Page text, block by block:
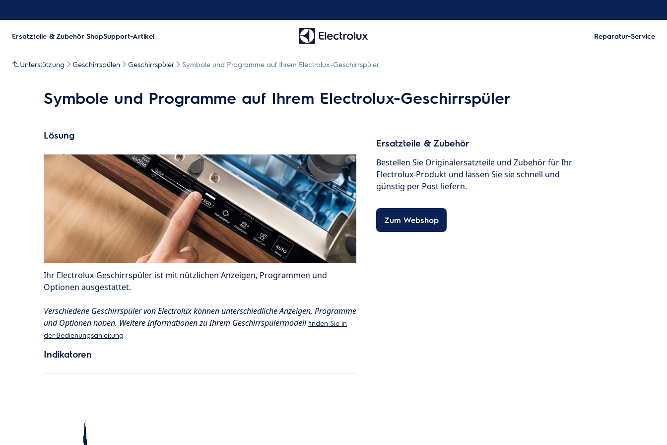
Ersatzteile & Zubehör ShopSupport-Artikel Reparatur-Service
Unterstützung Geschirrspülen Geschirrspüler Symbole und Programme auf Ihrem Electrolux-Geschirrspüler
Symbole und Programme auf Ihrem Electrolux-Geschirrspüler
Lösung
Ihr Electrolux-Geschirrspüler ist mit nützlichen Anzeigen, Programmen und
Optionen ausgestattet.
Verschiedene Geschirrspüler von Electrolux können unterschiedliche Anzeigen, Programme
und Optionen haben. Weitere Informationen zu Ihrem Geschirrspülermodell finden Sie in
der Bedienungsanleitung
Indikatoren
Ersatzteile & Zubehör
Bestellen Sie Originalersatzteile und Zubehör für Ihr
Electrolux-Produkt und lassen Sie sie schnell und
günstig per Post liefern.
Zum Webshop